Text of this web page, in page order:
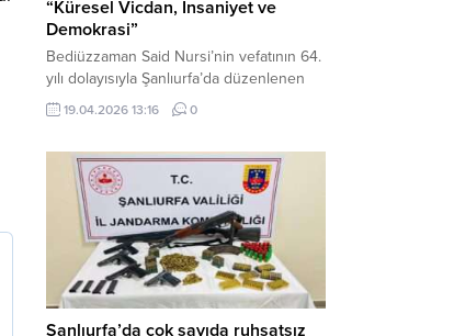
“Küresel Vicdan, İnsaniyet ve
Demokrasi”
Bediüzzaman Said Nursi’nin vefatının 64.
yılı dolayısıyla Şanlıurfa’da düzenlenen
panelde, günümüzün manevi ve
toplumsal sorunlarına Risale-i Nur
Necmettin Cevheri Kültür Merkezi’nde
gerçekleştirilen “Küresel Vicdan,
İnsaniyet ve Demokrasi” başlıklı panel,
hürriyet, adalet ve hukuk vurgularıyla
yoğun katılıma sahne oldu. Haber
Merkezi – Bediüzzaman Eğitim Kültür ve
Sanat...
19.04.2026 13:16 0
Şanlıurfa’da çok sayıda ruhsatsız